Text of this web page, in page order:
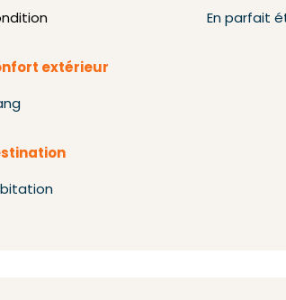
En parfait
extérieur